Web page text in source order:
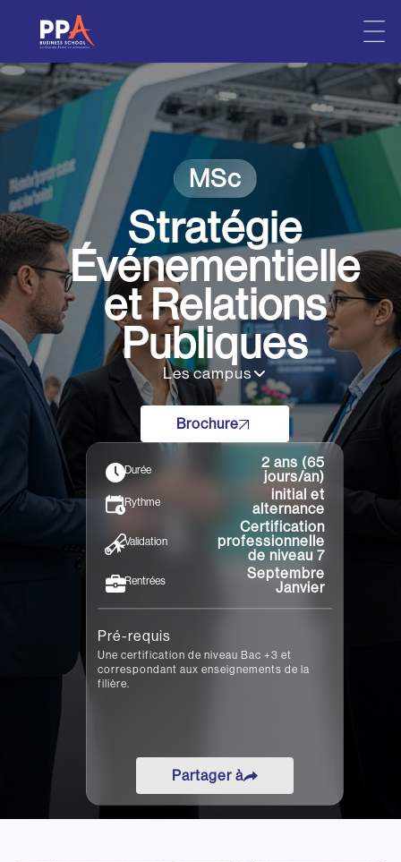
to
content
MSc
Stratégie
Événementielle
et Relations
Publiques
Les campus
•Bordeaux •Grenoble•Lille
Nantes Rennes•Toulon Toulouse
Brochure
Durée
2 ans (65
jours/an)
Rythme
initial et
alternance
Validation
Certification
professionnelle
de niveau 7
Rentrées
Septembre
Janvier
Pré-requis
Une certification de niveau Bac +3 et
correspondant aux enseignements de la
filière.
Partager à